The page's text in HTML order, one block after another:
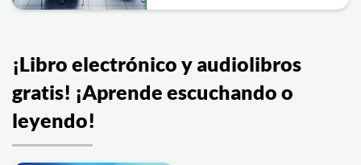
¡Libro electrónico y audiolibros
gratis! ¡Aprende escuchando o
leyendo!